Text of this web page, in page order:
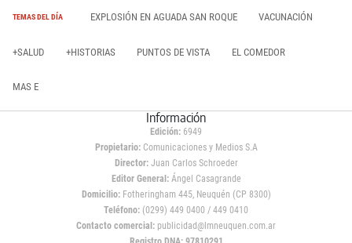
TEMAS DEL DÍA EXPLOSIÓN EN AGUADA SAN ROQUE VACUNACIÓN
+SALUD +HISTORIAS PUNTOS DE VISTA EL COMEDOR
MAS E
Información
Edición: 6949
Propietario:Comunicaciones y Medios S.A
Director: Juan Carlos Schroeder
Editor General:Ángel Casagrande
Domicilio:Fotheringham 445, Neuquén (CP 8300)
Teléfono: (0299) 449 0400 / 449 0410
Contacto comercial: publicidad@lmneuquen.com.ar